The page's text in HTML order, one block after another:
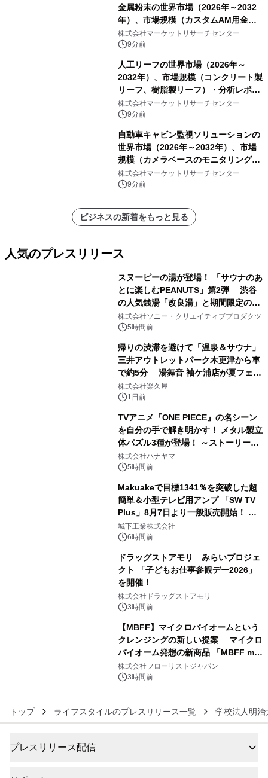
金属粉末の世界市場（2026年～2032
年）、市場規模（カスタムAM用金属
粉末、汎用AM用金属粉末）・分析レ
ポートを発表
株式会社マーケットリサーチセンター
9分前
人工リーフの世界市場（2026年～
2032年）、市場規模（コンクリート製
リーフ、樹脂製リーフ）・分析レポー
トを発表
株式会社マーケットリサーチセンター
9分前
自動車キャビン監視ソリューションの
世界市場（2026年～2032年）、市場
規模（カメラベースのモニタリング、
赤外線センサーベースのモニタリン
グ、レーダーベースのモニタリング、
株式会社マーケットリサーチセンター
9分前
ビジネスの新着をもっと見る
人気のプレスリリース
スヌーピーの湯が登場！ 「サウナのあ
とに楽しむPEANUTS」第2弾 渋谷
の人気銭湯「改良湯」と期間限定のコ
ラボレーション サウナイキタイコラ
ボグッズも発売決定！
株式会社ソニー・クリエイティブプロダクツ
5時間前
帰りの渋滞を避けて「温泉＆サウナ」
三井アウトレットパーク木更津から車
で約5分 湯舞音 袖ケ浦店が夏フェア
メニューを提供
株式会社楽久屋
1日前
TVアニメ『ONE PIECE』の名シーン
を自分の手で解き明かす！ メタル製立
体パズル3種が登場！ ～ストーリーと
ギミックが融合した 大人の体験型パズ
ルが8月7日(金)12時より先行予約受付
株式会社ハナヤマ
5時間前
Makuakeで目標1341％を突破した超
簡単＆小型テレビ用アンプ 「SW TV
Plus」8月7日より一般販売開始！ ケ
ーブル1本つなぐだけ、テレビの音が
ぐっと豊かに
城下工業株式会社
6時間前
ドラッグストアモリ みらいプロジェ
クト 「子どもお仕事参観デー2026」
を開催！
株式会社ドラッグストアモリ
3時間前
【MBFF】マイクロバイオームという
クレンジングの新しい提案 マイクロ
バイオーム発想の新商品 「MBFF mb
クレンジングPRO」を2026年8月6日
発売
株式会社フローリストジャパン
3時間前
トップ ライフスタイルのプレスリリース一覧 学校法人明治
プレスリリース配信